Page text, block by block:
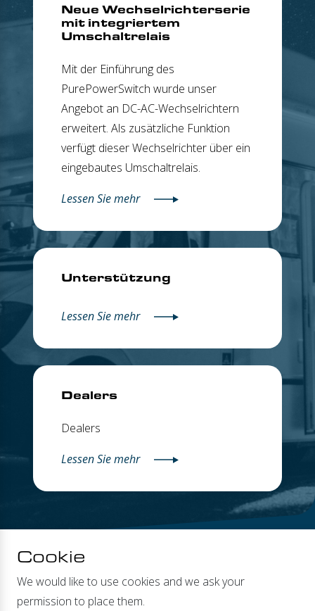
Neue Wechselrichterserie
mit integriertem
Umschaltrelais
Mit der Einführung des
PurePowerSwitch wurde unser
Angebot an DC-AC-Wechselrichtern
erweitert. Als zusätzliche Funktion
verfügt dieser Wechselrichter über ein
eingebautes Umschaltrelais.
Lessen Sie mehr
Unterstützung
Lessen Sie mehr
Dealers
Dealers
Lessen Sie mehr
Cookie
We would like to use cookies and we ask your
permission to place them.